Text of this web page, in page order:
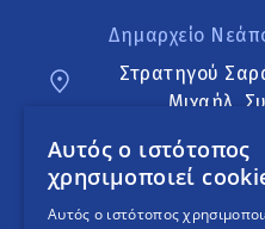
Δημαρχείο
Στρατηγού
Μιχαήλ,
Αυτός ο ιστότοπος
χρησιμοποιεί
Αυτός ο ιστότοπος